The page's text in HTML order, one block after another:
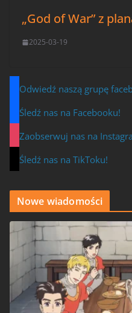
„God of War” z
2025-03-19
Odwiedź naszą grupę
Śledź nas na Facebooku!
Zaobserwuj nas na
Śledź nas na TikToku!
Nowe wiadomości